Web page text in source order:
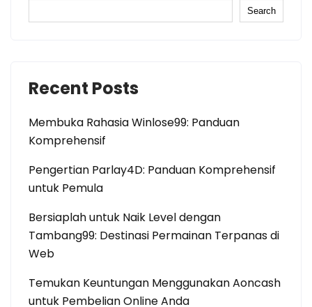
Search
Recent Posts
Membuka Rahasia Winlose99: Panduan
Komprehensif
Pengertian Parlay4D: Panduan Komprehensif
untuk Pemula
Bersiaplah untuk Naik Level dengan
Tambang99: Destinasi Permainan Terpanas di
Web
Temukan Keuntungan Menggunakan Aoncash
untuk Pembelian Online Anda